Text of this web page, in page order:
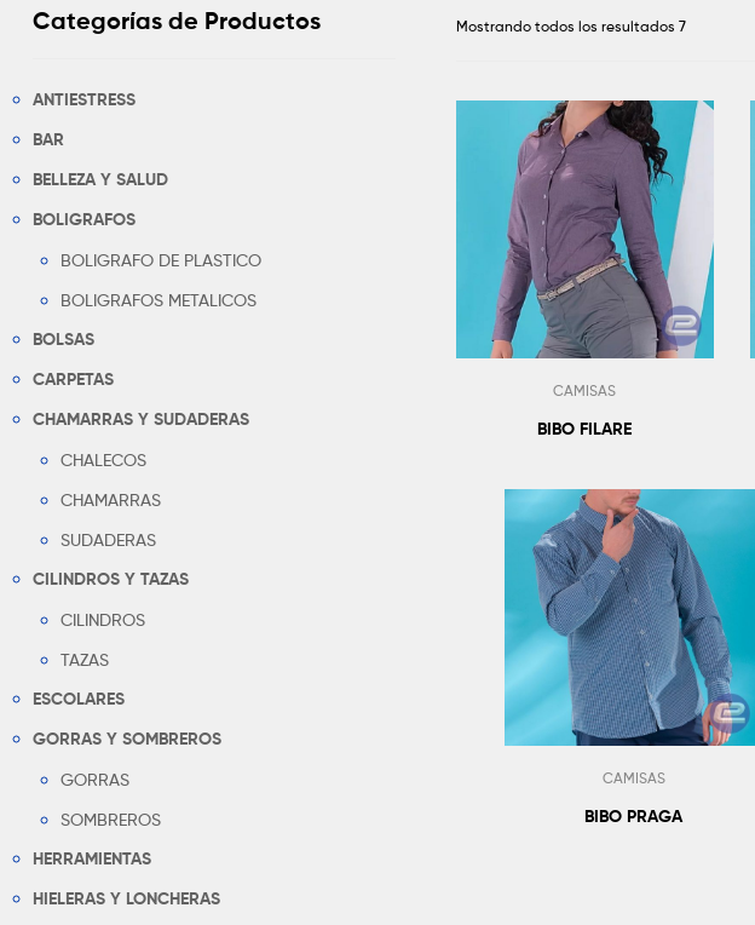
Mostrando todos los resultados 7
CAMISAS
BIBO FILARE
CAMISAS
BIBO PRAGA
Categorías de Productos
ANTIESTRESS
BAR
BELLEZA Y SALUD
BOLIGRAFOS
BOLIGRAFO DE PLASTICO
BOLIGRAFOS METALICOS
BOLSAS
CARPETAS
CHAMARRAS Y SUDADERAS
CHALECOS
CHAMARRAS
SUDADERAS
CILINDROS Y TAZAS
CILINDROS
TAZAS
ESCOLARES
GORRAS Y SOMBREROS
GORRAS
SOMBREROS
HERRAMIENTAS
HIELERAS Y LONCHERAS